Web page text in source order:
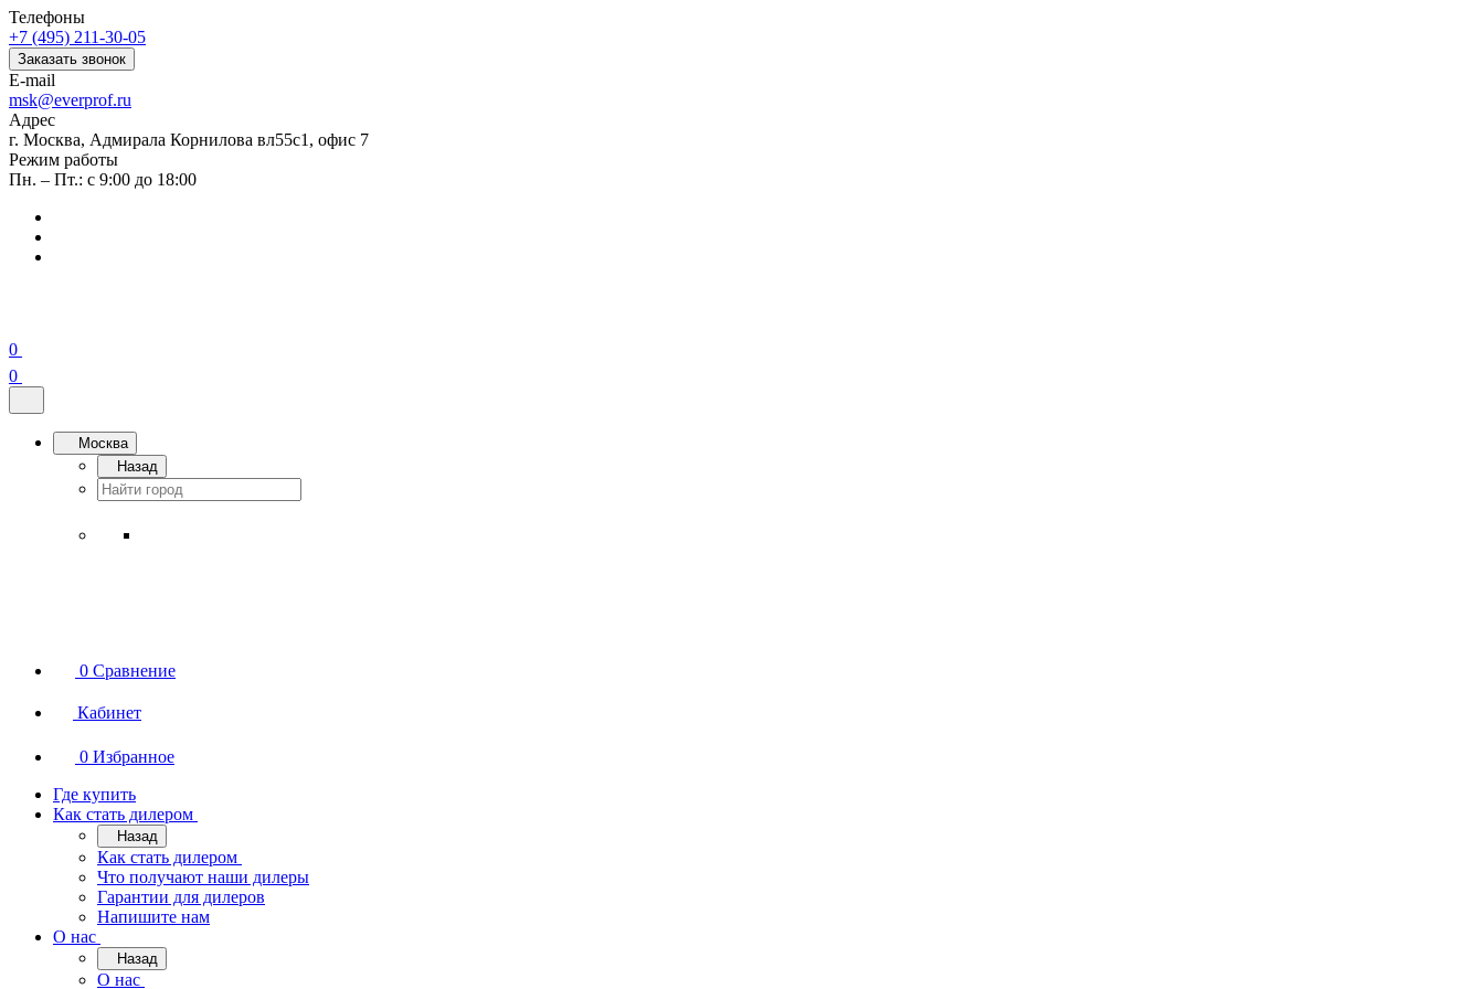
Телефоны
+7 (495) 211-30-05
Заказать звонок
E-mail
msk@everprof.ru
Адрес
г. Москва, Адмирала Корнилова вл55с1, офис 7
Режим работы
Пн. – Пт.: с 9:00 до 18:00
0
0
Москва
Назад
0 Сравнение
Кабинет
0 Избранное
Где купить
Как стать дилером
Назад
Как стать дилером
Что получают наши дилеры
Гарантии для дилеров
Напишите нам
О нас
Назад
О нас